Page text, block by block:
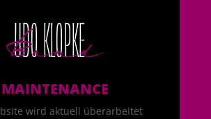
MAINTENANCE
wird aktuell überarbeitet